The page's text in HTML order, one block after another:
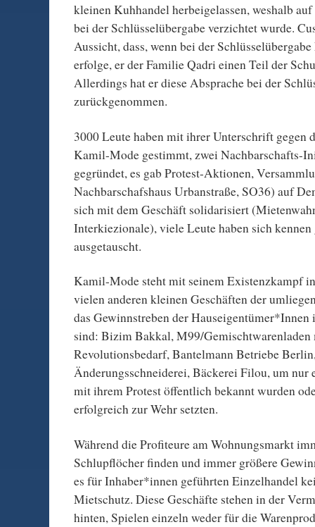
kleinen Kuhhandel herbeigelassen, weshalb
bei der Schlüsselübergabe verzichtet wurde.
Aussicht, dass, wenn bei der
erfolge, er der Familie Qadri einen Teil der
Allerdings hat er diese Absprache bei der
zurückgenommen.
3000 Leute haben mit ihrer Unterschrift gegen
Kamil-Mode gestimmt, zwei Nachbarschafts-
gegründet, es gab Protest-Aktionen,
Nachbarschafshaus Urbanstraße, SO36) auf
sich mit dem Geschäft solidarisiert
Interkiezionale), viele Leute haben sich
ausgetauscht.
Kamil-Mode steht mit seinem Existenzkampf
vielen anderen kleinen Geschäften der
das Gewinnstreben der
sind: Bizim Bakkal, M99/Gemischtwarenladen
Revolutionsbedarf, Bantelmann Betriebe
Änderungsschneiderei, Bäckerei Filou, um nur
mit ihrem Protest öffentlich bekannt wurden
erfolgreich zur Wehr setzten.
Während die Profiteure am Wohnungsmarkt
Schlupflöcher finden und immer größere
es für Inhaber*innen geführten Einzelhandel
Mietschutz. Diese Geschäfte stehen in der
hinten, Spielen einzeln weder für die